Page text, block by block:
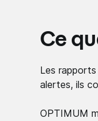
Ce
Les
alertes, ils
OPTIMUM